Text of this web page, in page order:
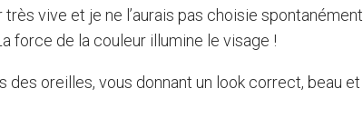
vive et je ne l’aurais pas choisie spontanément.
force de la couleur illumine le visage !
oreilles, vous donnant un look correct, beau et